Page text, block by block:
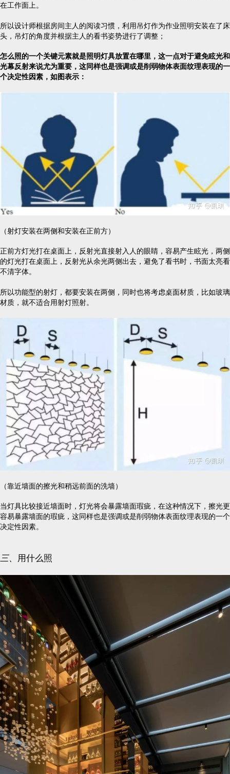
在工作面上。
所以设计师根据房间主人的阅读习惯，利用吊灯作为作业照明安装在了床
头，吊灯的角度并根据主人的看书姿势进行了调整；
怎么照的一个关键元素就是照明灯具放置在哪里，这一点对于避免眩光和
光幕反射来说尤为重要，这同样也是强调或是削弱物体表面纹理表现的一
个决定性因素，如图表示：
（射灯安装在两侧和安装在正前方）
正前方灯光打在桌面上，反射光直接射入人的眼睛，容易产生眩光，两侧
的灯光打在桌面上，反射光从余光两侧出去，避免了看书时，书面太亮看
不清字体。
所以功能型的射灯，都要安装在两侧，同时也将考虑桌面材质，比如玻璃
材质，就不适合用射灯照射。
（靠近墙面的擦光和稍远前面的洗墙）
当灯具比较接近墙面时，灯光将会暴露墙面瑕疵，在这种情况下，擦光更
容易暴露墙面的瑕疵，这同样也是强调或是削弱物体表面纹理表现的一个
决定性因素。
三、 用什么照